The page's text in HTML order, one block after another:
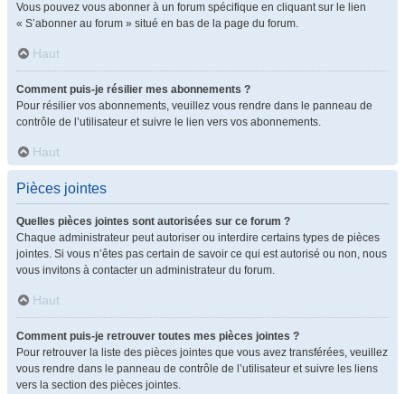
Vous pouvez vous abonner à un forum spécifique en cliquant sur le lien
« S’abonner au forum » situé en bas de la page du forum.
Haut
Comment puis-je résilier mes abonnements ?
Pour résilier vos abonnements, veuillez vous rendre dans le panneau de
contrôle de l’utilisateur et suivre le lien vers vos abonnements.
Haut
Pièces jointes
Quelles pièces jointes sont autorisées sur ce forum ?
Chaque administrateur peut autoriser ou interdire certains types de pièces
jointes. Si vous n’êtes pas certain de savoir ce qui est autorisé ou non, nous
vous invitons à contacter un administrateur du forum.
Haut
Comment puis-je retrouver toutes mes pièces jointes ?
Pour retrouver la liste des pièces jointes que vous avez transférées, veuillez
vous rendre dans le panneau de contrôle de l’utilisateur et suivre les liens
vers la section des pièces jointes.